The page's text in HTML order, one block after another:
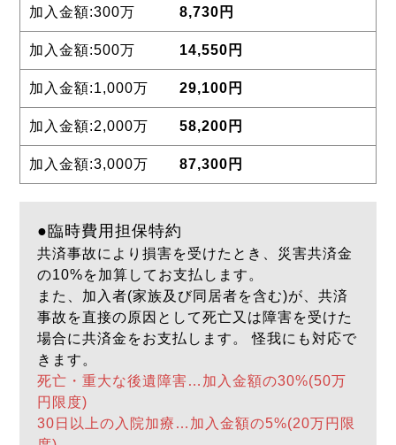
8,730円
14,550円
29,100円
58,200円
87,300円
●臨時費用担保特約
共済事故により損害を受けたとき、災害共済金
の10%を加算してお支払します。
また、加入者(家族及び同居者を含む)が、共済
事故を直接の原因として死亡又は障害を受けた
場合に共済金をお支払します。 怪我にも対応で
きます。
死亡・重大な後遺障害…加入金額の30%(50万
円限度)
30日以上の入院加療…加入金額の5%(20万円限